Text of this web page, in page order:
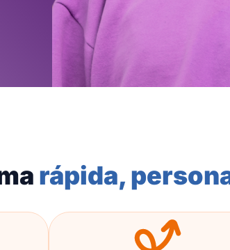
rápida,